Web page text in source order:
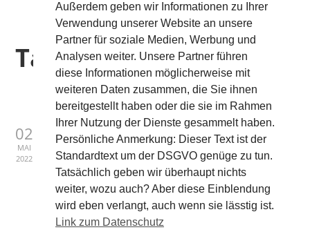
Tag:Leder
02
MAI
2022
AIR0187
Leather
Wireless charging technology meets design. The
Leather Wireless Surface Charger provides the
ultimate level of sophistication when it comes to
Außerdem geben wir Informationen zu Ihrer
Verwendung unserer Website an unsere
Partner für soziale Medien, Werbung und
Analysen weiter. Unsere Partner führen
diese Informationen möglicherweise mit
weiteren Daten zusammen, die Sie ihnen
bereitgestellt haben oder die sie im Rahmen
Ihrer Nutzung der Dienste gesammelt haben.
Persönliche Anmerkung: Dieser Text ist der
Standardtext um der DSGVO genüge zu tun.
Tatsächlich geben wir überhaupt nichts
weiter, wozu auch? Aber diese Einblendung
wird eben verlangt, auch wenn sie lässtig ist.
Link zum Datenschutz